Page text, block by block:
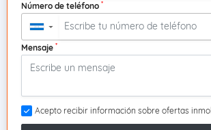
Número de teléfono *
▼
Mensaje *
Acepto recibir información sobre ofertas